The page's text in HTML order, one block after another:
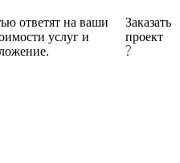
ответят на ваши
услуг и
Заказать
проект